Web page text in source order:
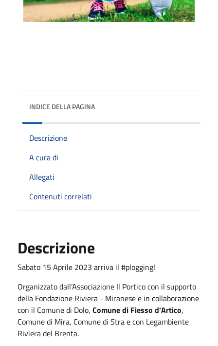
INDICE DELLA PAGINA
Descrizione
A cura di
Allegati
Contenuti correlati
Descrizione
Sabato 15 Aprile 2023 arriva il #plogging!
Organizzato dall’Associazione Il Portico con il supporto
della Fondazione Riviera - Miranese e in collaborazione
con il Comune di Dolo, Comune di Fiesso d'Artico,
Comune di Mira, Comune di Stra e con Legambiente
Riviera del Brenta.